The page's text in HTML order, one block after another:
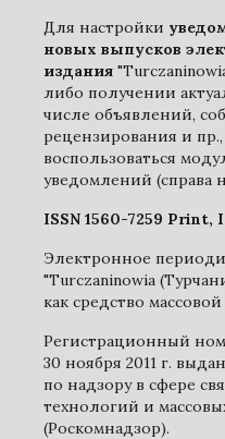
Для настройки
новых выпусков
издания
либо получении
числе объявлений,
рецензирования и
воспользоваться
уведомлений (справа
ISSN 1560-7259 Print,
Электронное
"Turczaninowia
как средство
Регистрационный
30 ноября 2011 г.
по надзору в сфере
технологий и
(Роскомнадзор).